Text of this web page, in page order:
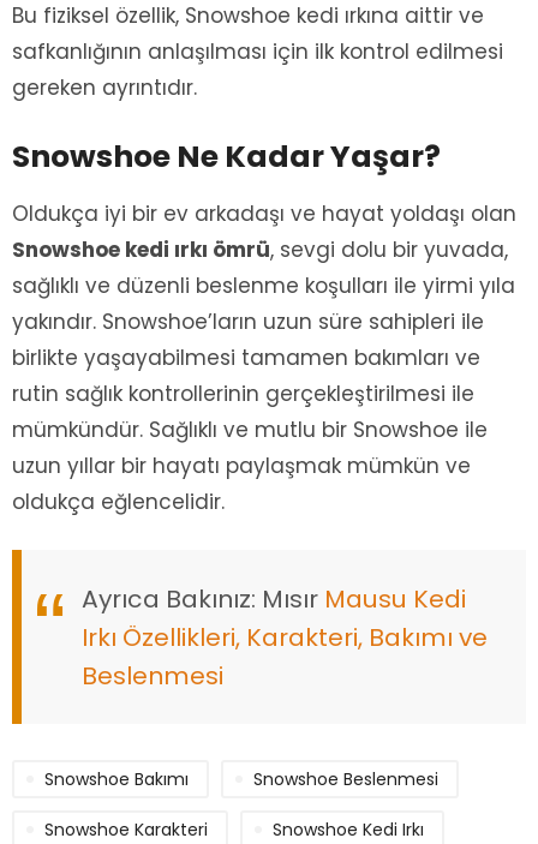
Bu fiziksel özellik, Snowshoe kedi ırkına aittir ve
safkanlığının anlaşılması için ilk kontrol edilmesi
gereken ayrıntıdır.
Snowshoe Ne Kadar Yaşar?
Oldukça iyi bir ev arkadaşı ve hayat yoldaşı olan
Snowshoe kedi ırkı ömrü, sevgi dolu bir yuvada,
sağlıklı ve düzenli beslenme koşulları ile yirmi yıla
yakındır. Snowshoe’ların uzun süre sahipleri ile
birlikte yaşayabilmesi tamamen bakımları ve
rutin sağlık kontrollerinin gerçekleştirilmesi ile
mümkündür. Sağlıklı ve mutlu bir Snowshoe ile
uzun yıllar bir hayatı paylaşmak mümkün ve
oldukça eğlencelidir.
Ayrıca Bakınız: Mısır Mausu Kedi
Irkı Özellikleri, Karakteri, Bakımı ve
Beslenmesi
Snowshoe Bakımı Snowshoe Beslenmesi
Snowshoe Karakteri Snowshoe Kedi Irkı